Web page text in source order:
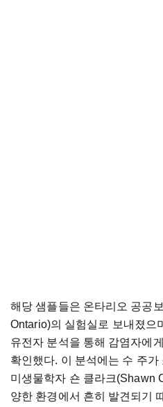
해당 샘플들은 온타리오 공공
Ontario)의 실험실로 보내졌으
유전자 분석을 통해 감염자에
확인했다. 이 분석에는 수 주
미생물학자 숀 클라크(Shawn
양한 환경에서 흔히 발견되기